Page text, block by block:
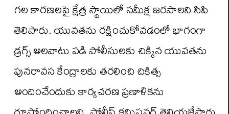
గల కారణలపై క్షేత్ర స్థాయిలో సమీక్ష జరపాలని సిపి
తెలిపారు. యువతను రక్షించుకోవడంలో భాగంగా
డ్రగ్స్‌ అలవాటు పడి పోలీసులకు చిక్కిన యువతను
పునరావస కేంద్రాలకు తరలించి చికిత్స
అందించేందుకు కార్యచరణ ప్రణాళికను